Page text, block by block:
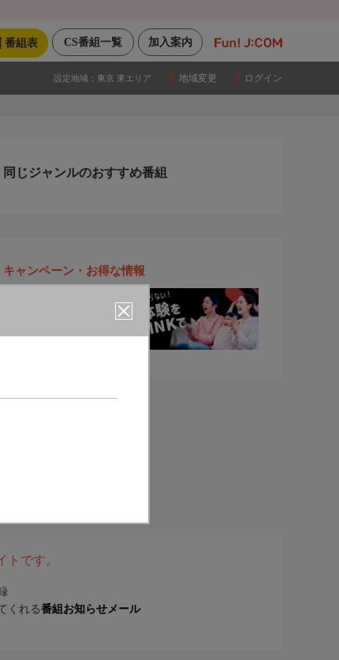
加入案内
CS番組一覧
番組表
設定地域： 東京 東エリア 地域変更 ログイン
同じジャンルのおすすめ番組
キャンペーン・お得な情報
です。
くれる番組お知らせメール